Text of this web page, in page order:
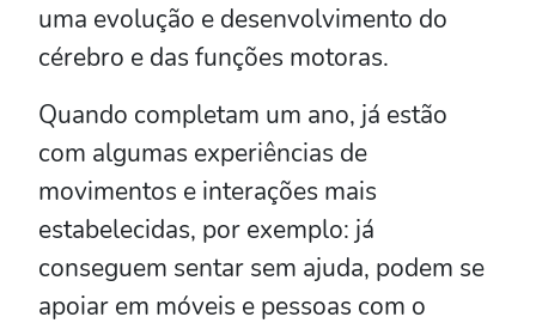
uma evolução e desenvolvimento do
cérebro e das funções motoras.
Quando completam um ano, já estão
com algumas experiências de
movimentos e interações mais
estabelecidas, por exemplo: já
conseguem sentar sem ajuda, podem se
apoiar em móveis e pessoas com o